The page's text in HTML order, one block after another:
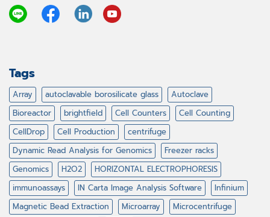
Tags
Array autoclavable borosilicate glass
Autoclave
Bioreactor
brightfield Cell Counters
Cell Counting
CellDrop
Cell Production
centrifuge
Dynamic Read Analysis for Genomics
Freezer racks
Genomics
H2O2
HORIZONTAL ELECTROPHORESIS
immunoassays
IN Carta Image Analysis Software
Infinium
Magnetic Bead Extraction
Microarray
Microcentrifuge